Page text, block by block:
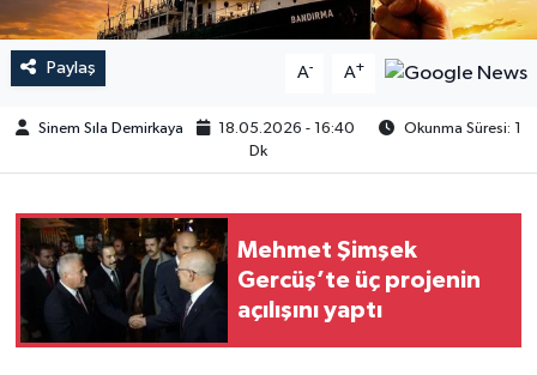
Paylaş A- A+
Sinem Sıla Demirkaya 18.05.2026 - 16:40
Okunma Süresi: 1
Dk
Mehmet Şimşek
Gercüş’te üç projenin
açılışını yaptı